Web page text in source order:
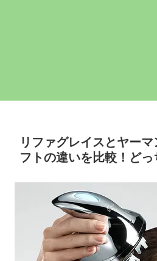
リファグレイスとヤー
フトの違いを比較！どっ